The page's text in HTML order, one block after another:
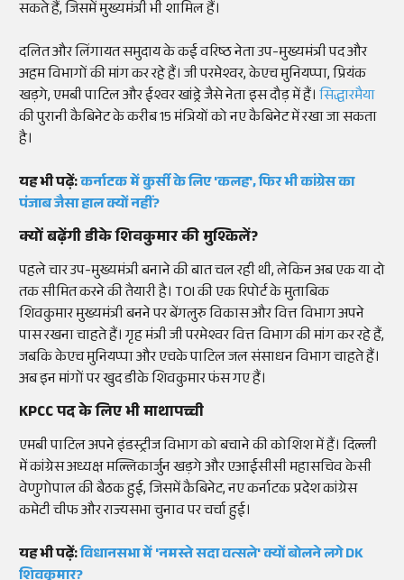
सकते हैं, जिसमें मुख्यमंत्री भी शामिल हैं।
दलित और लिंगायत समुदाय के कई वरिष्ठ नेता उप-मुख्यमंत्री पद और
अहम विभागों की मांग कर रहे हैं। जी परमेश्वर, केएच मुनियप्पा, प्रियंक
खड़गे, एमबी पाटिल और ईश्वर खांड्रे जैसे नेता इस दौड़ में हैं।सिद्धारमैया
की पुरानी कैबिनेट के करीब 15 मंत्रियों को नए कैबिनेट में रखा जा सकता
है।
यह भी पढ़ें:कर्नाटक में कुर्सी के लिए 'कलह', फिर भी कांग्रेस का
पंजाब जैसा हाल क्यों नहीं?
क्यों बढ़ेंगी डीके शिवकुमार की मुश्किलें?
पहले चार उप-मुख्यमंत्री बनाने की बात चल रही थी, लेकिन अब एक या दो
तक सीमित करने की तैयारी है। TOI की एक रिपोर्ट के मुताबिक
शिवकुमार मुख्यमंत्री बनने पर बेंगलुरु विकास और वित्त विभाग अपने
पास रखना चाहते हैं। गृह मंत्री जी परमेश्वर वित्त विभाग की मांग कर रहे हैं,
जबकि केएच मुनियप्पा और एचके पाटिल जल संसाधन विभाग चाहते हैं।
अब इन मांगों पर खुद डीके शिवकुमार फंस गए हैं।
KPCC पद के लिए भी माथापच्ची
एमबी पाटिल अपने इंडस्ट्रीज विभाग को बचाने की कोशिश में हैं। दिल्ली
में कांग्रेस अध्यक्ष मल्लिकार्जुन खड़गे और एआईसीसी महासचिव केसी
वेणुगोपाल की बैठक हुई, जिसमें कैबिनेट, नए कर्नाटक प्रदेश कांग्रेस
कमेटी चीफ और राज्यसभा चुनाव पर चर्चा हुई।
यह भी पढ़ें:विधानसभा में 'नमस्ते सदा वत्सले' क्यों बोलने लगे DK